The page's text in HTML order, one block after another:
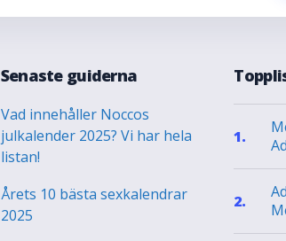
Senaste guiderna
Vad innehåller Noccos
julkalender 2025? Vi har hela
listan!
Årets 10 bästa sexkalendrar
2025
1.
2.